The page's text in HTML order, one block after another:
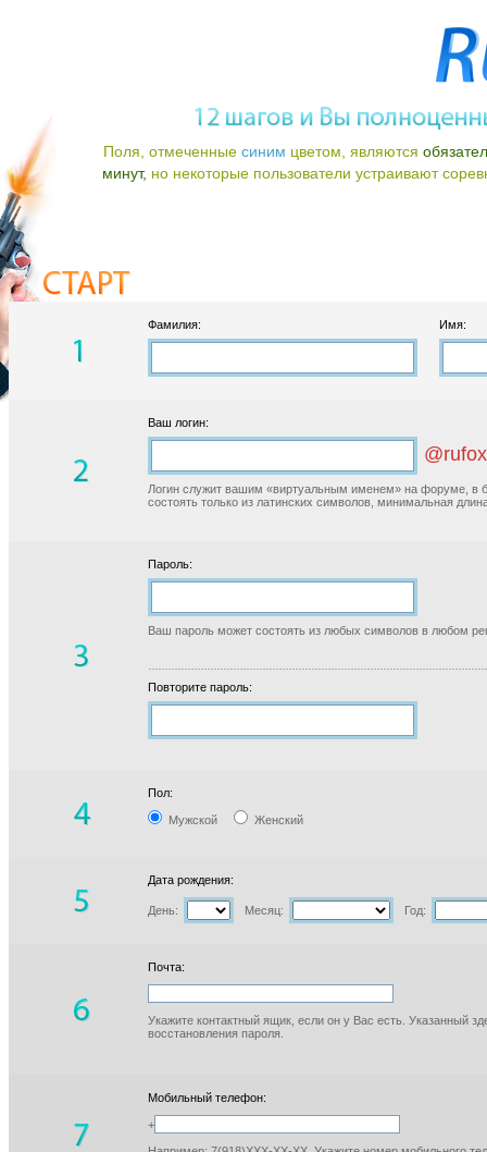
Поля, отмеченные синим цветом, являются
минут, но некоторые пользователи устраивают
Фамилия: Имя:
Ваш логин:
Логин служит вашим «виртуальным именем» на форуме, в
состоять только из латинских символов, минимальная
Пароль:
Ваш пароль может состоять из любых символов в любом
Повторите пароль:
Пол:
Мужской Женский
Дата рождения:
День: Месяц: Год:
Почта:
Укажите контактный ящик, если он у Вас есть. Указанный
восстановления пароля.
Мобильный телефон:
+